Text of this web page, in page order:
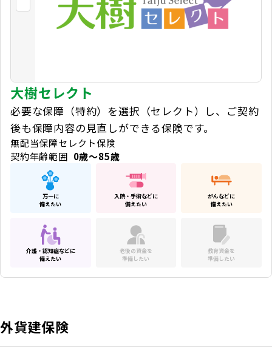
大樹セレクト
必要な保障（特約）を選択（セレクト）し、ご契約
後も保障内容の見直しができる保険です。
無配当保障セレクト保険
契約年齢範囲 0歳～85歳
万一に
備えたい
入院・手術などに
備えたい
がんなどに
備えたい
介護・認知症などに
備えたい
老後の資金を
準備したい
教育資金を
準備したい
外貨建保険